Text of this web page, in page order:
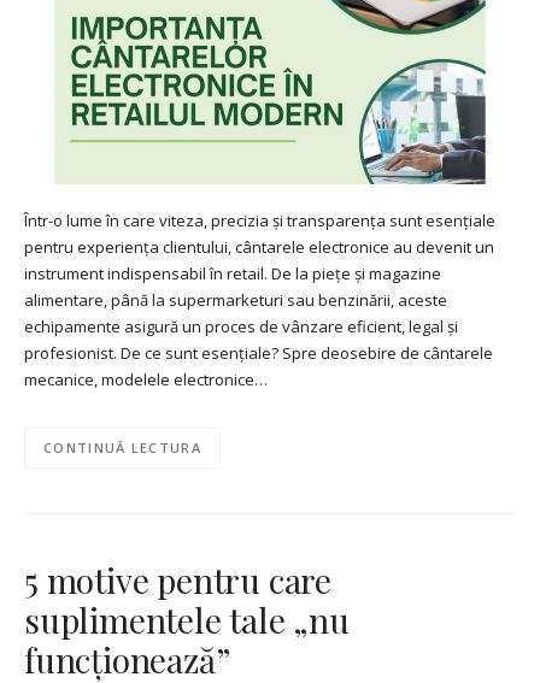
Într-o lume în care viteza, precizia și transparența sunt esențiale
pentru experiența clientului, cântarele electronice au devenit un
instrument indispensabil în retail. De la piețe și magazine
alimentare, până la supermarketuri sau benzinării, aceste
echipamente asigură un proces de vânzare eficient, legal și
profesionist. De ce sunt esențiale? Spre deosebire de cântarele
mecanice, modelele electronice…
CONTINUĂ LECTURA
5 motive pentru care
suplimentele tale „nu
funcționează”